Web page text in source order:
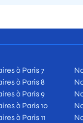
à Paris 7
à Paris 8
à Paris 9
à Paris 10
à Paris 11